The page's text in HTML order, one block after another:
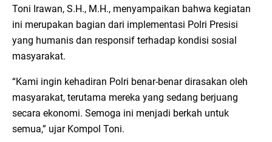
Toni Irawan, S.H., M.H., menyampaikan bahwa kegiatan
ini merupakan bagian dari implementasi Polri Presisi
yang humanis dan responsif terhadap kondisi sosial
masyarakat.
“Kami ingin kehadiran Polri benar-benar dirasakan oleh
masyarakat, terutama mereka yang sedang berjuang
secara ekonomi. Semoga ini menjadi berkah untuk
semua,” ujar Kompol Toni.